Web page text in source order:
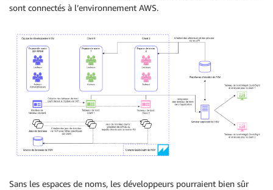
sont connectés à l’environnement AWS.
Sans les espaces de noms, les développeurs pourraient bien sûr